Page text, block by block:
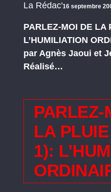
La Rédac'16 septembre
PARLEZ-MOI DE LA
L’HUMILIATION
par Agnès Jaoui et
Réalisé…
PARLEZ-
LA
1):